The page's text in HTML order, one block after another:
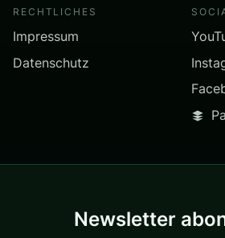
RECHTLICHES
Impressum
Datenschutz
Newsletter